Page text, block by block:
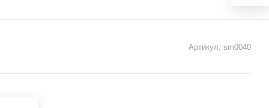
Артикул: sm0040